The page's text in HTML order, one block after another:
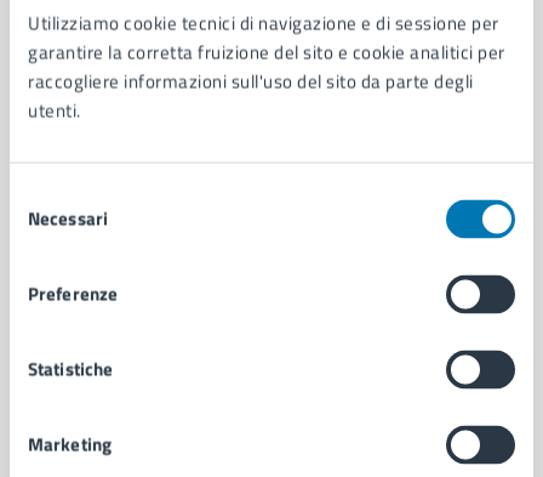
Utilizziamo cookie tecnici di navigazione e di sessione per
garantire la corretta fruizione del sito e cookie analitici per
raccogliere informazioni sull'uso del sito da parte degli
utenti.
delNecessari
Preferenze
Statistiche
Marketing
AMMINISTRAZIONE
Aree amministrative
Organi di governo
Municipalità
Personale amministrativo
Intranet, posta aziendale e protocollo
CATEGORIE DI SERVIZIO
Anagrafe e stato civile
Autorizzazioni